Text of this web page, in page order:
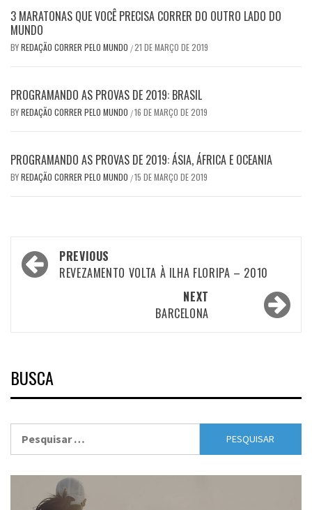
3 MARATONAS QUE VOCÊ PRECISA CORRER DO OUTRO LADO DO
MUNDO
BYREDAÇÃO CORRER PELO MUNDO /21 DE MARÇO DE 2019
PROGRAMANDO AS PROVAS DE 2019: BRASIL
BYREDAÇÃO CORRER PELO MUNDO /16 DE MARÇO DE 2019
PROGRAMANDO AS PROVAS DE 2019: ÁSIA, ÁFRICA E OCEANIA
BYREDAÇÃO CORRER PELO MUNDO /15 DE MARÇO DE 2019
Post
navigation
PREVIOUS
REVEZAMENTO VOLTA À ILHA FLORIPA – 2010
NEXT
BARCELONA
BUSCA
por: